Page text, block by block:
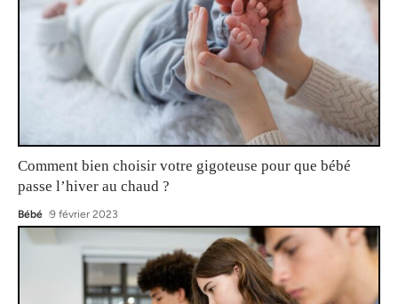
Comment bien choisir votre gigoteuse pour que bébé
passe l’hiver au chaud ?
Bébé 9 février 2023